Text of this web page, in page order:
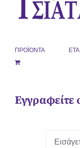
ΠΡΟΪΟΝΤΑ
Εγγραφείτε